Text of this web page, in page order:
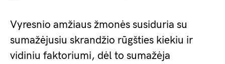
Vyresnio amžiaus žmonės susiduria su
sumažėjusiu skrandžio rūgšties kiekiu ir
vidiniu faktoriumi, dėl to sumažėja